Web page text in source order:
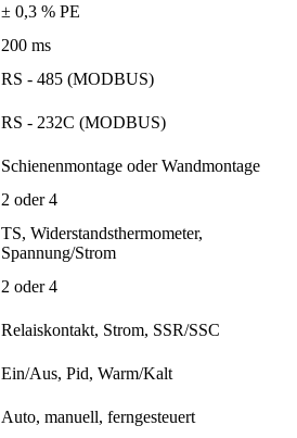
± 0,3 % PE
200 ms
RS - 485 (MODBUS)
RS - 232C (MODBUS)
Schienenmontage oder Wandmontage
2 oder 4
TS, Widerstandsthermometer,
Spannung/Strom
2 oder 4
Relaiskontakt, Strom, SSR/SSC
Ein/Aus, Pid, Warm/Kalt
Auto, manuell, ferngesteuert